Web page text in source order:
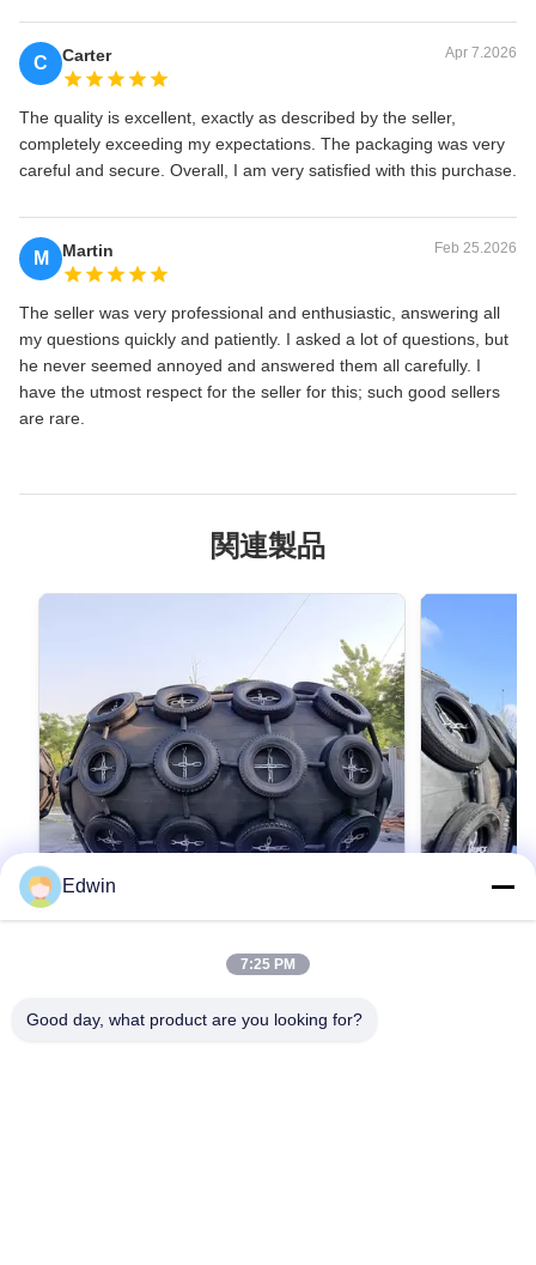
C Carter Apr 7.2026
The quality is excellent, exactly as described by the seller,
completely exceeding my expectations. The packaging was very
careful and secure. Overall, I am very satisfied with this purchase.
M Martin Feb 25.2026
The seller was very professional and enthusiastic, answering all
my questions quickly and patiently. I asked a lot of questions, but
he never seemed annoyed and answered them all carefully. I
have the utmost respect for the seller for this; such good sellers
are rare.
関連製品
格準拠 衝撃抵抗強化 OEM
Edwin
7:25 PM
Good day, what product are you looking for?